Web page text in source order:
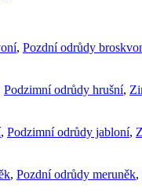
, Pozdní odrůdy
Podzimní odrůdy hrušní,
, Podzimní odrůdy jabloní,
, Pozdní odrůdy meruněk,